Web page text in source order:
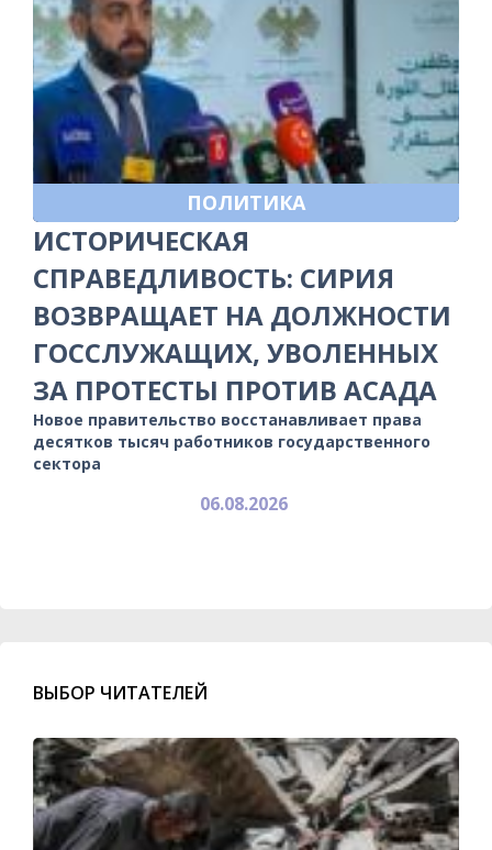
ПОЛИТИКА
ИСТОРИЧЕСКАЯ
СПРАВЕДЛИВОСТЬ: СИРИЯ
ВОЗВРАЩАЕТ НА ДОЛЖНОСТИ
ГОССЛУЖАЩИХ, УВОЛЕННЫХ
ЗА ПРОТЕСТЫ ПРОТИВ АСАДА
Новое правительство восстанавливает права
десятков тысяч работников государственного
сектора
06.08.2026
ВЫБОР ЧИТАТЕЛЕЙ